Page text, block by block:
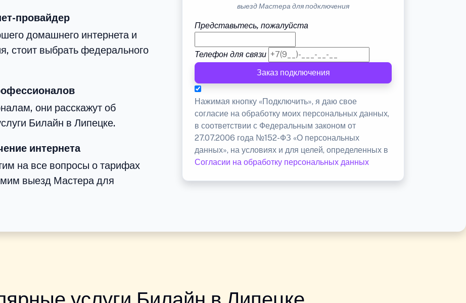
провайдер
домашнего интернета и
стоит выбрать федерального
они расскажут об
Билайн в Липецке.
интернета
на все вопросы о тарифах
выезд Мастера для
выезд Мастера для подключения
Представьтесь, пожалуйста
Телефон для связи
Заказ подключения
Нажимая кнопку «Подключить», я даю свое
согласие на обработку моих персональных данных,
в соответствии с Федеральным законом от
27.07.2006 года №152-ФЗ «О персональных
данных», на условиях и для целей, определенных в
Согласии на обработку персональных данных